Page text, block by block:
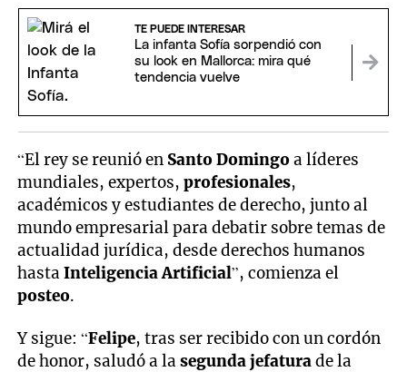
TE PUEDE INTERESAR
La infanta Sofía sorpendió con
su look en Mallorca: mira qué
tendencia vuelve
“El rey se reunió en Santo Domingoa líderes
mundiales, expertos,profesionales,
académicos y estudiantes de derecho, junto al
mundo empresarial para debatir sobre temas de
actualidad jurídica, desde derechos humanos
hastaInteligencia Artificial”, comienza el
posteo.
Y sigue: “Felipe, tras ser recibido con un cordón
de honor, saludó a lasegunda jefaturade la